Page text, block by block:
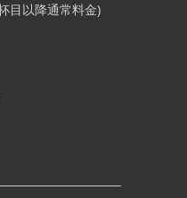
目以降通常料金)